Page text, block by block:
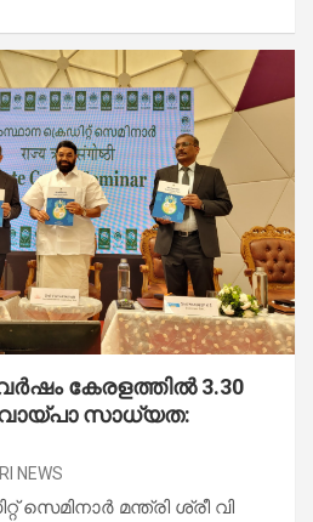
കേരളത്തിൽ 3.30
സാധ്യത:
NEWS
മന്ത്രി ശ്രീ വി